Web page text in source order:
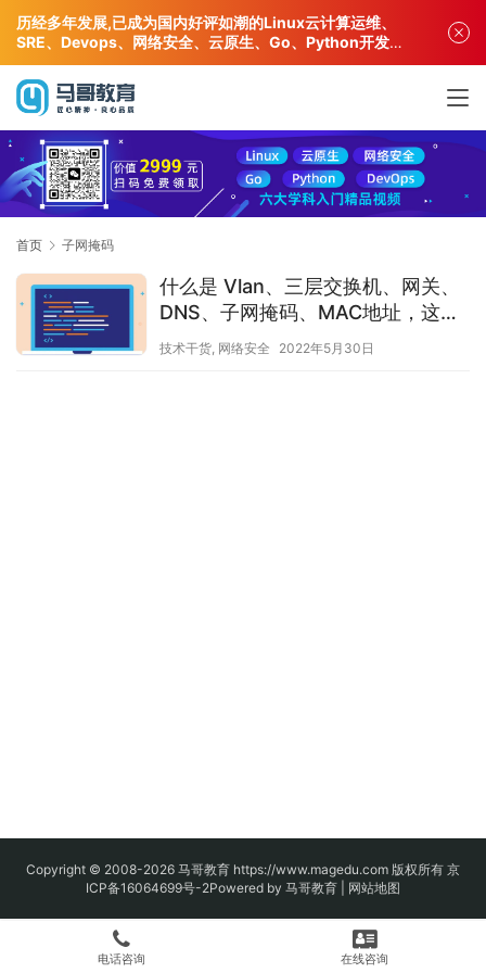
首页 子网掩码
什么是 Vlan、三层交换机、网关、
DNS、子网掩码、MAC地址，这是
我看过最易懂的方法
技术干货, 网络安全 2022年5月30日
Copyright © 2008-2026 马哥教育 https://www.magedu.com 版权所有 京
ICP备16064699号-2Powered by 马哥教育 | 网站地图
电话咨询 在线咨询
历经多年发展,已成为国内好评如潮的Linux云计算运维、
SRE、Devops、网络安全、云原生、Go、Python开发专
业人才培训机构!